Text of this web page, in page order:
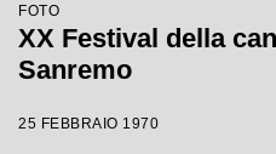
FOTO
XX Festival della
Sanremo
25 FEBBRAIO 1970